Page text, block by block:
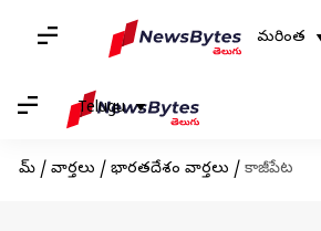
మరింత
Telugu
హోమ్ / వార్తలు / భారతదేశం వార్తలు / కాజీపేట